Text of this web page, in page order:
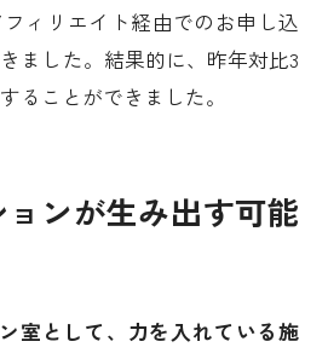
ィリエイト経由でのお申し込
ました。結果的に、昨年対比3
ることができました。
ンが生み出す可能
として、力を入れている施